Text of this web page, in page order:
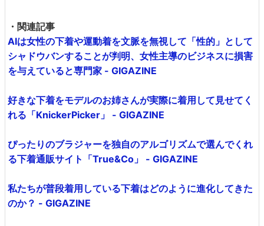
・関連記事
AIは女性の下着や運動着を文脈を無視して「性的」として
シャドウバンすることが判明、女性主導のビジネスに損害
を与えていると専門家 - GIGAZINE
好きな下着をモデルのお姉さんが実際に着用して見せてく
れる「KnickerPicker」 - GIGAZINE
ぴったりのブラジャーを独自のアルゴリズムで選んでくれ
る下着通販サイト「True&Co」 - GIGAZINE
私たちが普段着用している下着はどのように進化してきた
のか？ - GIGAZINE